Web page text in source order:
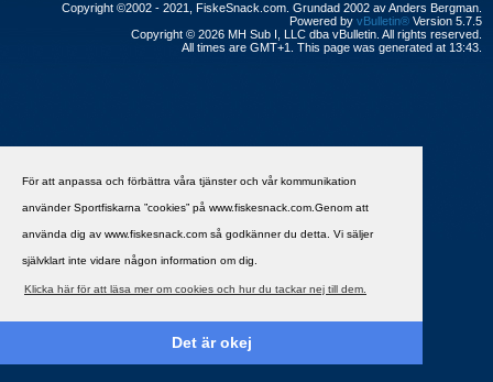
För att anpassa och förbättra våra tjänster och vår kommunikation
använder Sportfiskarna ”cookies” på www.fiskesnack.com.Genom att
använda dig av www.fiskesnack.com så godkänner du detta. Vi säljer
självklart inte vidare någon information om dig.
Klicka här för att läsa mer om cookies och hur du tackar nej till dem.
Det är okej
Copyright ©2002 - 2021, FiskeSnack.com. Grundad 2002 av Anders Bergman.
Powered by vBulletin® Version 5.7.5
Copyright © 2026 MH Sub I, LLC dba vBulletin. All rights reserved.
All times are GMT+1. This page was generated at 13:43.